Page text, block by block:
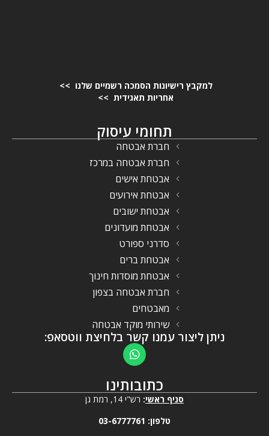
למקבץ רישיונות הסמכה רשמיים שלנו >>
אחריות תאגידית >>
תחומי עיסוק
חברת אבטחה
חברת אבטחה במרכז
אבטחת אישים
אבטחת אירועים
אבטחת ישובים
אבטחת מועדונים
סדרני ספורט
אבטחת ברים
אבטחת מוסדות חינוך
חברת אבטחה בצפון
מאבטחים
שירותי מוקד אבטחה
ניתן ליצור עמנו קשר בלחיצת ווטסאפ:
כתובותינו
סניף ראשי: רש"י 14, רמת גן
טלפון: 03-6777761